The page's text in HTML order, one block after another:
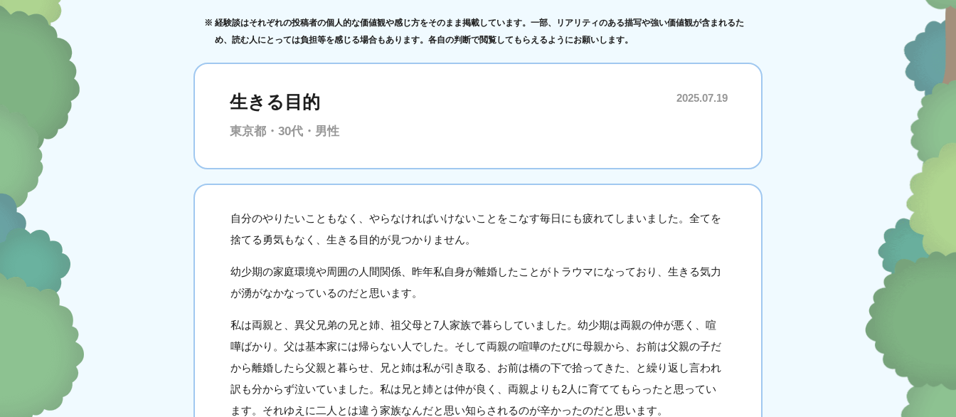
経験談はそれぞれの投稿者の個人的な価値観や感じ方をそのまま掲載しています。一部、リアリティのある描写や強い価値観が含まれるた
め、読む人にとっては負担等を感じる場合もあります。各自の判断で閲覧してもらえるようにお願いします。
生きる目的 2025.07.19
東京都・30代・男性
自分のやりたいこともなく、やらなければいけないことをこなす毎日にも疲れてしまいました。全てを
捨てる勇気もなく、生きる目的が見つかりません。
幼少期の家庭環境や周囲の人間関係、昨年私自身が離婚したことがトラウマになっており、生きる気力
が湧がなかなっているのだと思います。
私は両親と、異父兄弟の兄と姉、祖父母と7人家族で暮らしていました。幼少期は両親の仲が悪く、喧
嘩ばかり。父は基本家には帰らない人でした。そして両親の喧嘩のたびに母親から、お前は父親の子だ
から離婚したら父親と暮らせ、兄と姉は私が引き取る、お前は橋の下で拾ってきた、と繰り返し言われ
訳も分からず泣いていました。私は兄と姉とは仲が良く、両親よりも2人に育ててもらったと思ってい
ます。それゆえに二人とは違う家族なんだと思い知らされるのが辛かったのだと思います。